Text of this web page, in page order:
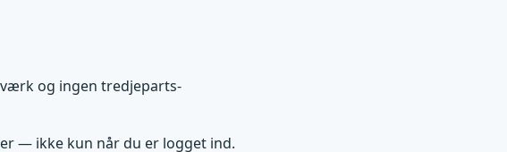
og ingen tredjeparts-
— ikke kun når du er logget ind.